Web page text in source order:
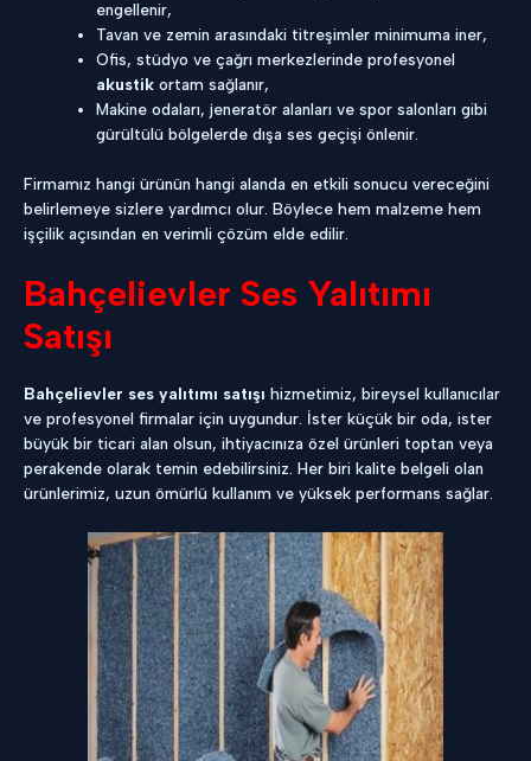
engellenir,
Tavan ve zemin arasındaki titreşimler minimuma iner,
Ofis, stüdyo ve çağrı merkezlerinde profesyonel
akustik ortam sağlanır,
Makine odaları, jeneratör alanları ve spor salonları gibi
gürültülü bölgelerde dışa ses geçişi önlenir.
Firmamız hangi ürünün hangi alanda en etkili sonucu vereceğini
belirlemeye sizlere yardımcı olur. Böylece hem malzeme hem
işçilik açısından en verimli çözüm elde edilir.
Bahçelievler Ses Yalıtımı
Satışı
Bahçelievler ses yalıtımı satışı hizmetimiz, bireysel kullanıcılar
ve profesyonel firmalar için uygundur. İster küçük bir oda, ister
büyük bir ticari alan olsun, ihtiyacınıza özel ürünleri toptan veya
perakende olarak temin edebilirsiniz. Her biri kalite belgeli olan
ürünlerimiz, uzun ömürlü kullanım ve yüksek performans sağlar.